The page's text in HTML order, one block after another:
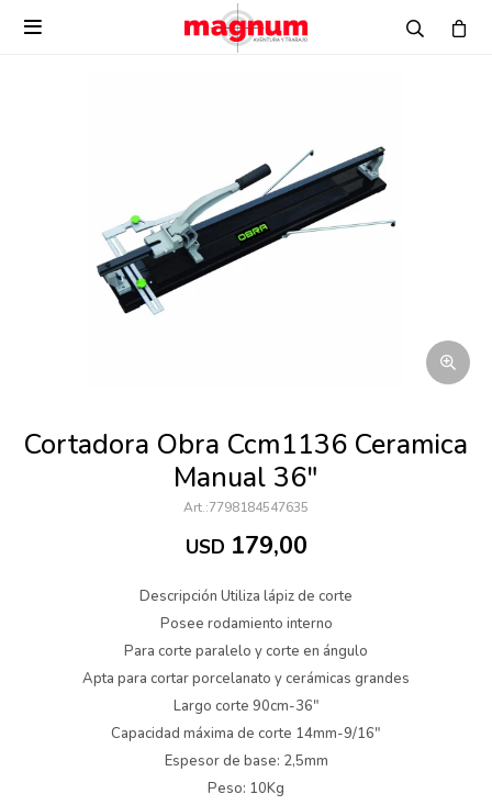

Cortadora Obra Ccm1136 Ceramica
Manual 36"
7798184547635
USD 179,00
Descripción Utiliza lápiz de corte
Posee rodamiento interno
Para corte paralelo y corte en ángulo
Apta para cortar porcelanato y cerámicas grandes
Largo corte 90cm-36″
Capacidad máxima de corte 14mm-9/16″
Espesor de base: 2,5mm
Peso: 10Kg